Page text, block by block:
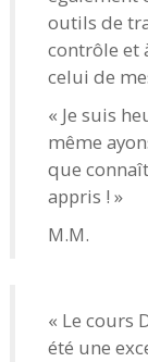
outils de
contrôle et
celui de
« Je suis
même
que
appris ! »
M.M.
« Le cours
été une